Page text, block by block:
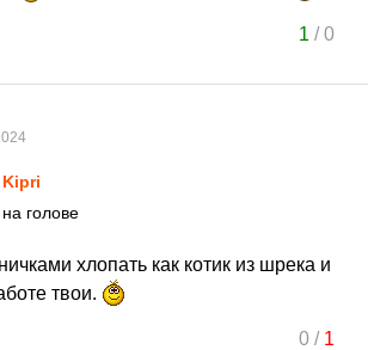
1 /0
Kipri
голове
хлопать как котик из шрека и
твои.
0/ 1